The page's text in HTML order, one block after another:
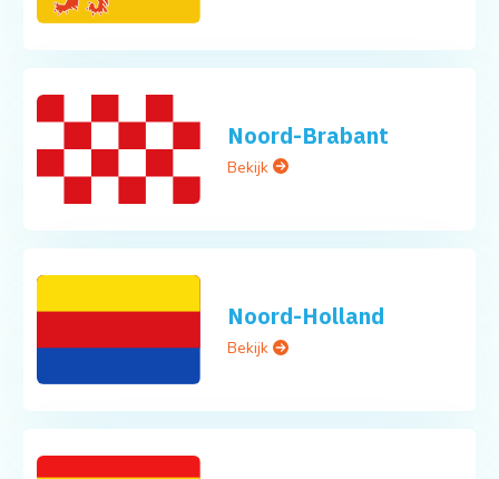
Noord-Brabant
Bekijk
Noord-Holland
Bekijk